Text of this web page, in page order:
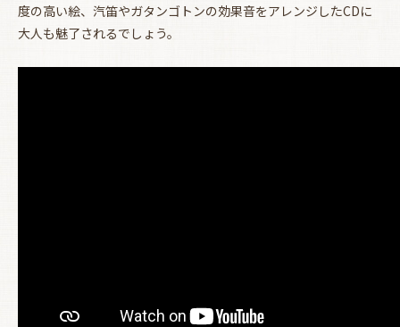
度の高い絵、汽笛やガタンゴトンの効果音をアレンジしたCDに
大人も魅了されるでしょう。